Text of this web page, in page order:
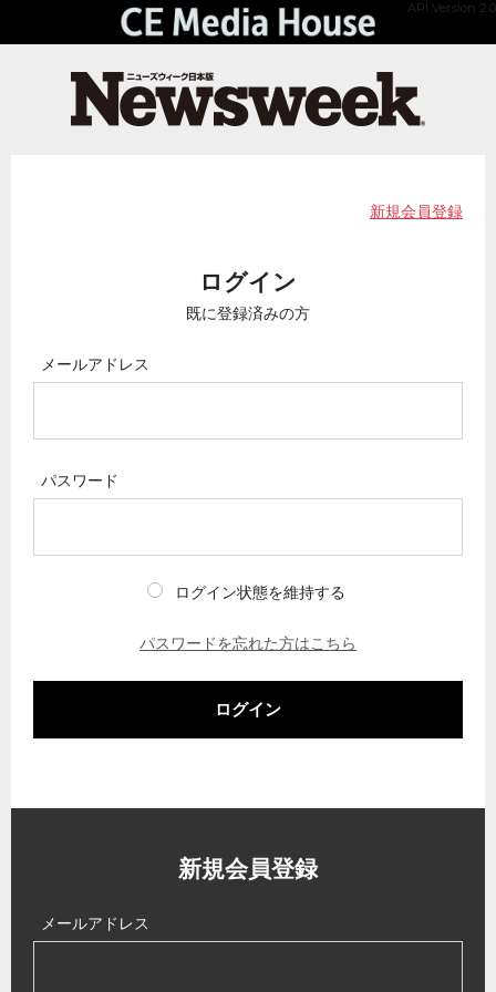
API Version 2.0
新規会員登録
ログイン
既に登録済みの方
メールアドレス
パスワード
ログイン状態を維持する
パスワードを忘れた方はこちら
ログイン
新規会員登録
メールアドレス